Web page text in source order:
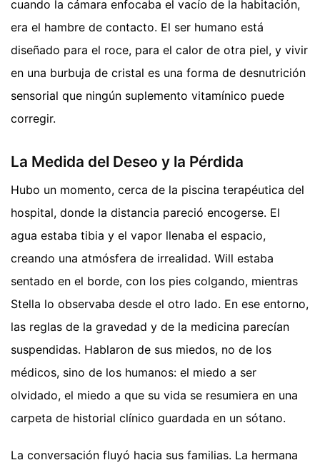
cuando la cámara enfocaba el vacío de la habitación,
era el hambre de contacto. El ser humano está
diseñado para el roce, para el calor de otra piel, y vivir
en una burbuja de cristal es una forma de desnutrición
sensorial que ningún suplemento vitamínico puede
corregir.
La Medida del Deseo y la Pérdida
Hubo un momento, cerca de la piscina terapéutica del
hospital, donde la distancia pareció encogerse. El
agua estaba tibia y el vapor llenaba el espacio,
creando una atmósfera de irrealidad. Will estaba
sentado en el borde, con los pies colgando, mientras
Stella lo observaba desde el otro lado. En ese entorno,
las reglas de la gravedad y de la medicina parecían
suspendidas. Hablaron de sus miedos, no de los
médicos, sino de los humanos: el miedo a ser
olvidado, el miedo a que su vida se resumiera en una
carpeta de historial clínico guardada en un sótano.
La conversación fluyó hacia sus familias. La hermana